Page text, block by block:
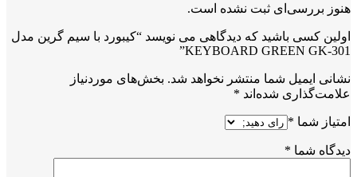
هنوز بررسی‌ای ثبت نشده است.
اولین کسی باشید که دیدگاهی می نویسد “کیبورد با سیم گرین مدل
KEYBOARD GREEN GK-301”
نشانی ایمیل شما منتشر نخواهد شد. بخش‌های موردنیاز
علامت‌گذاری شده‌اند *
امتیاز شما *
دیدگاه شما *